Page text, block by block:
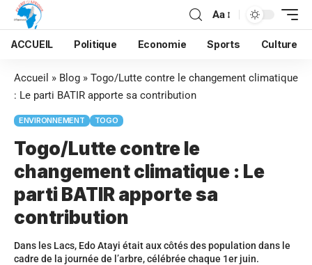
Aa
ACCUEIL Politique Economie Sports Culture
Accueil » Blog » Togo/Lutte contre le changement climatique
: Le parti BATIR apporte sa contribution
ENVIRONNEMENT TOGO
Togo/Lutte contre le
changement climatique : Le
parti BATIR apporte sa
contribution
Dans les Lacs, Edo Atayi était aux côtés des population dans le
cadre de la journée de l’arbre, célébrée chaque 1er juin.